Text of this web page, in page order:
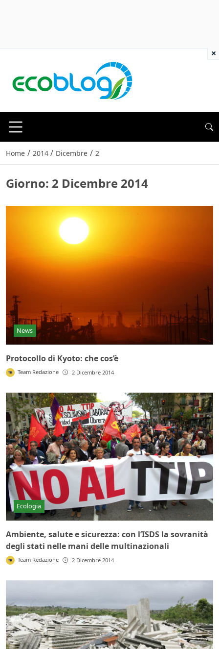
Home / 2014 / Dicembre / 2
Giorno: 2 Dicembre 2014
News
Protocollo di Kyoto: che cos’è
Team Redazione 2 Dicembre 2014
Ecologia
Ambiente, salute e sicurezza: con l’ISDS la sovranità
degli stati nelle mani delle multinazionali
Team Redazione 2 Dicembre 2014
×